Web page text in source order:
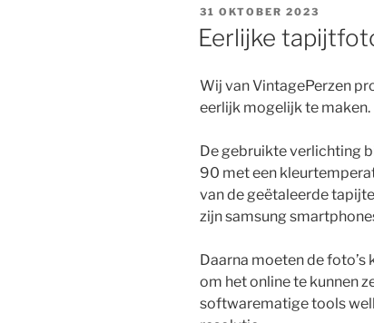
GEPLAATST
OP
31 OKTOBER 2023
Eerlijke
Wij van VintagePerzen
eerlijk mogelijk te maken.
De gebruikte verlichting
90 met een
van de geëtaleerde
zijn samsung
Daarna moeten de
om het online te kunnen
softwarematige tools